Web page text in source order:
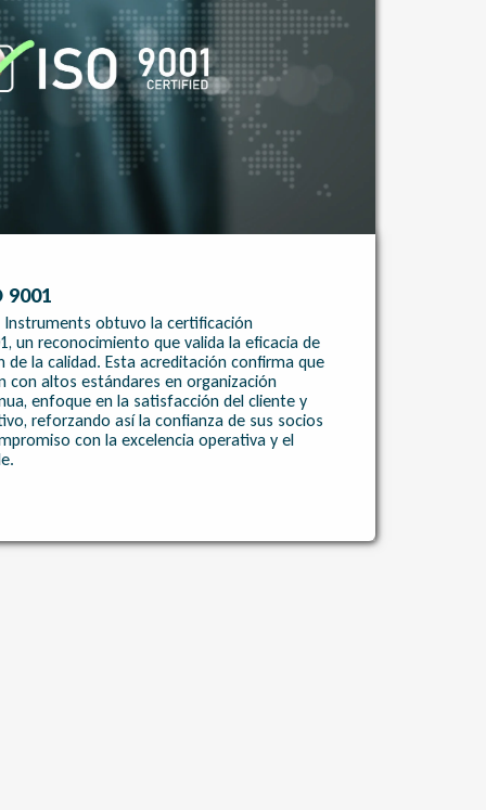
9001
Instruments obtuvo la certificación
un reconocimiento que valida la eficacia de
de la calidad. Esta acreditación confirma que
con altos estándares en organización
enfoque en la satisfacción del cliente y
reforzando así la confianza de sus socios
con la excelencia operativa y el